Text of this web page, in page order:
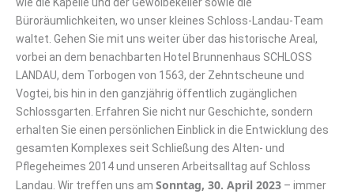
wie die Kapelle und der Gewölbekeller sowie die
Büroräumlichkeiten, wo unser kleines Schloss-Landau-Team
waltet. Gehen Sie mit uns weiter über das historische Areal,
vorbei an dem benachbarten Hotel Brunnenhaus SCHLOSS
LANDAU, dem Torbogen von 1563, der Zehntscheune und
Vogtei, bis hin in den ganzjährig öffentlich zugänglichen
Schlossgarten. Erfahren Sie nicht nur Geschichte, sondern
erhalten Sie einen persönlichen Einblick in die Entwicklung des
gesamten Komplexes seit Schließung des Alten- und
Pflegeheimes 2014 und unseren Arbeitsalltag auf Schloss
Landau. Wir treffen uns am Sonntag, 30. April 2023 – immer